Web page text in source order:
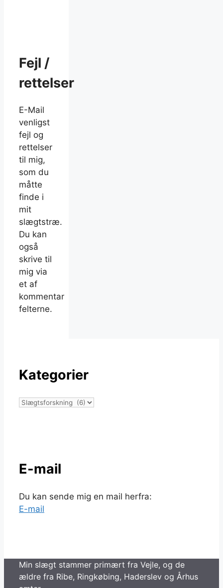
Fejl /
rettelser
E-Mail
venligst
fejl og
rettelser
til mig,
som du
måtte
finde i
mit
slægtstræ.
Du kan
også
skrive til
mig via
et af
kommentar
felterne.
Kategorier
Kategorier
E-mail
Du kan sende mig en mail herfra:
E-mail
Min slægt stammer primært fra Vejle, og de
ældre fra Ribe, Ringkøbing, Haderslev og Århus